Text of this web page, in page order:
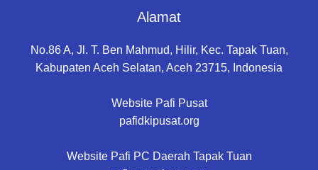
Alamat
No.86 A, Jl. T. Ben Mahmud, Hilir, Kec. Tapak Tuan,
Kabupaten Aceh Selatan, Aceh 23715, Indonesia
Website Pafi Pusat
pafidkipusat.org
Website Pafi PC Daerah Tapak Tuan